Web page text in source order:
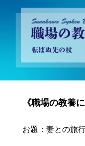
砂川昇建会長ブログ 職
《職場の教養
お題：妻との旅